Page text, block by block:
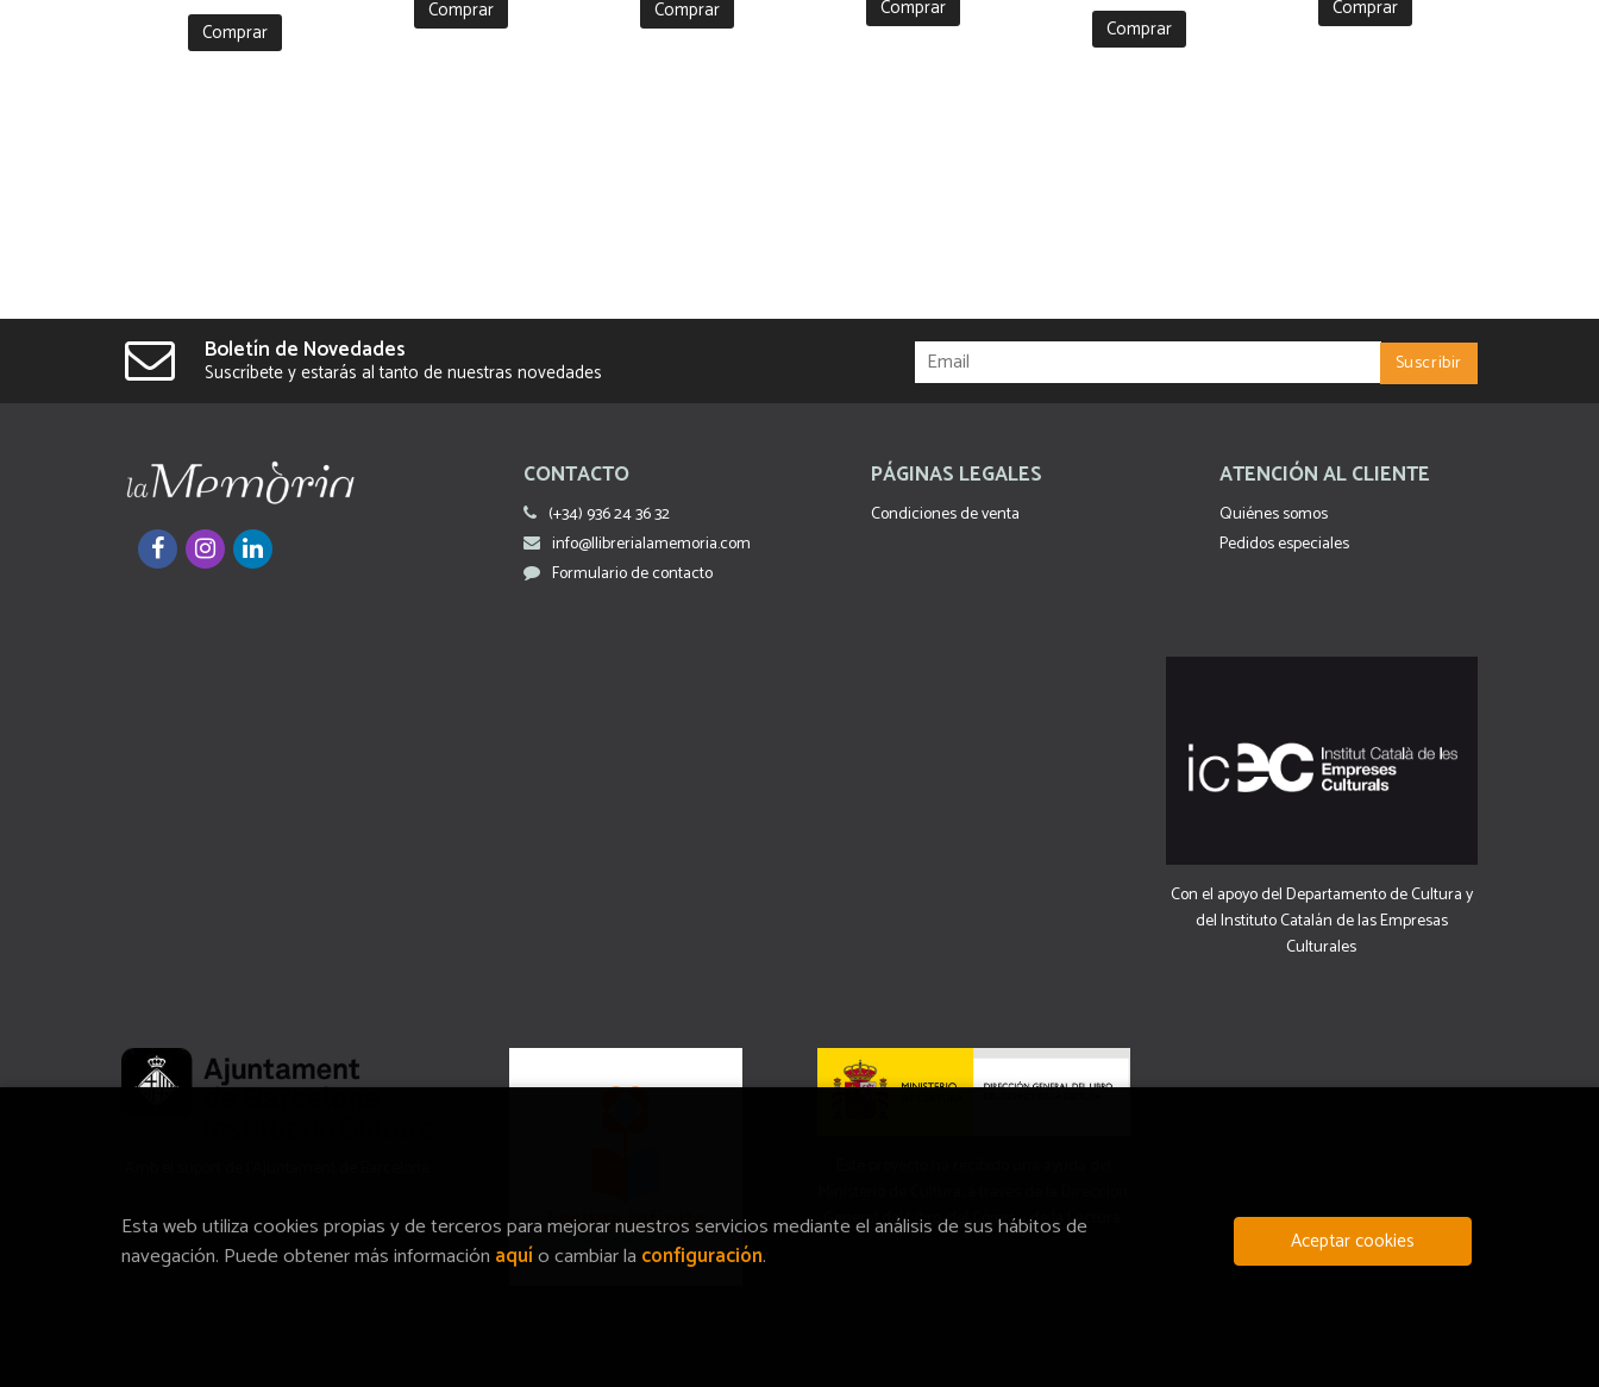
Comprar
Comprar Comprar Comprar
Comprar
Comprar
Boletín de Novedades
Suscríbete y estarás al tanto de nuestras novedades
CONTACTO
(+34) 936 24 36 32
info@llibrerialamemoria.com
Formulario de contacto
PÁGINAS LEGALES
Condiciones de venta
ATENCIÓN AL CLIENTE
Quiénes somos
Pedidos especiales
Con el apoyo del Departamento de Cultura y
del Instituto Catalán de las Empresas
Culturales
General del Libro, del Cómic y de la Lectura.
Esta web utiliza cookies propias y de terceros para mejorar nuestros servicios mediante el análisis de sus hábitos de
navegación. Puede obtener más información aquío cambiar la configuración. Aceptar cookies